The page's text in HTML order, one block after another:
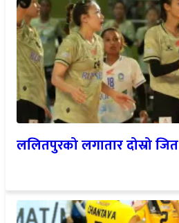
ललितपुरको लगातार दोस्रो जित